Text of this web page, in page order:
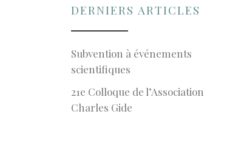
DERNIERS ARTICLES
Subvention à événements
scientifiques
21e Colloque de l’Association
Charles Gide